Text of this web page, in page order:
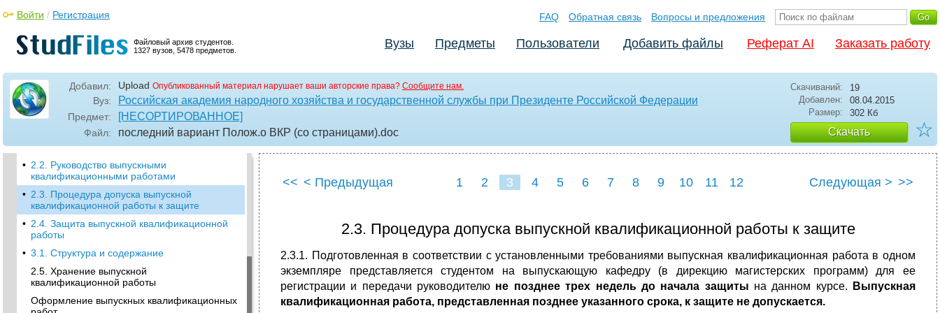
Файловый архив студентов.
1327 вузов, 5478 предметов.
Войти / Регистрация FAQ Обратная связь Вопросы и предложения
Вузы Предметы Пользователи Добавить файлы Реферат AI Заказать работу
Добавил: Upload Опубликованный материал нарушает ваши авторские права? Сообщите нам.
Вуз: Российская академия народного хозяйства и государственной службы при Президенте Российской Федерации
Предмет: [НЕСОРТИРОВАННОЕ]
Файл: последний вариант Полож.о ВКР (со страницами).doc
Скачиваний:
19
Добавлен:
08.04.2015
Размер:
302 Кб
Скачать ☆
• Положение о порядке подготовки,
оформления и защиты выпускных
службы
1. Общие положения
Порядок подготовки и защиты выпускной
квалификационной работы
2.1. Выбор и утверждение темы
• 2.2. Руководство выпускными
квалификационными работами
• 2.3. Процедура допуска выпускной
квалификационной работы к защите
• 2.4. Защита выпускной квалификационной
работы
• 3.1. Структура и содержание
2.5. Хранение выпускной
квалификационной работы
Оформление выпускных квалификационных
<< < Предыдущая 1 2 3 4 5 6 7 8 9 10 11 12 Следующая > >>
2.3. Процедура допуска выпускной квалификационной работы к защите
2.3.1. Подготовленная в соответствии с установленными требованиями выпускная квалификационная работа в одном
экземпляре представляется студентом на выпускающую кафедру (в дирекцию магистерских программ) для ее
регистрации и передачи руководителю не позднее трех недель до начала защиты на данном курсе.
Выпускная
квалификационная работа, представленная позднее указанного срока, к защите не допускается.